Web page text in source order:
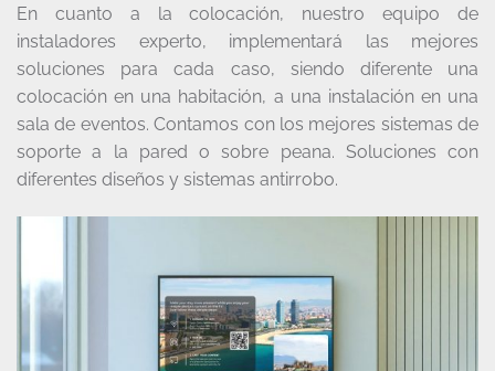
En cuanto a la colocación, nuestro equipo de
instaladores experto, implementará las mejores
soluciones para cada caso, siendo diferente una
colocación en una habitación, a una instalación en una
sala de eventos. Contamos con los mejores sistemas de
soporte a la pared o sobre peana. Soluciones con
diferentes diseños y sistemas antirrobo.